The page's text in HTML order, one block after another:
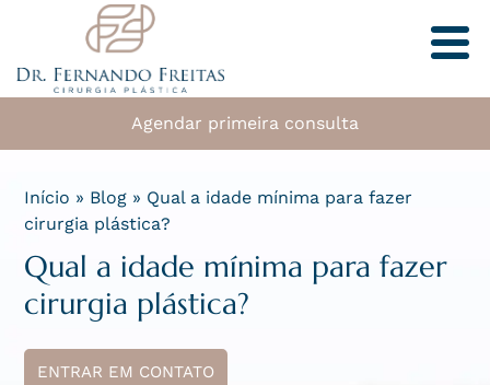
Agendar primeira consulta
Início » Blog » Qual a idade mínima para fazer
cirurgia plástica?
Qual a idade mínima para fazer
cirurgia plástica?
ENTRAR EM CONTATO